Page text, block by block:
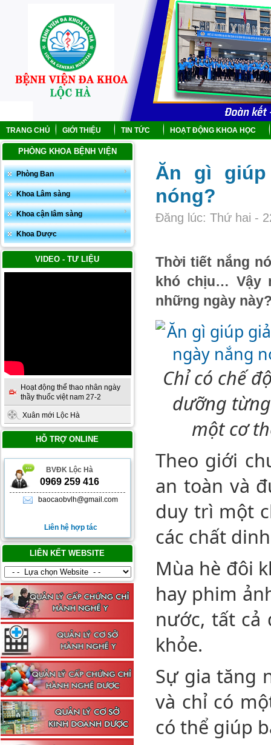
TRANG CHỦ GIỚI THIỆU TIN TỨC HOẠT ĐỘNG KHOA HỌC
PHÒNG KHOA BỆNH VIỆN
Phòng Ban
Khoa Lâm sàng
Khoa cận lâm sàng
Khoa Dược
VIDEO - TƯ LIỆU
Hoạt động thể thao nhân ngày
thầy thuốc việt nam 27-2
Xuân mới Lộc Hà
HỖ TRỢ ONLINE
BVĐK Lộc Hà
0969 259 416
baocaobvlh@gmail.com
Liên hệ hợp tác
LIÊN KẾT WEBSITE
Ăn gì
nóng?
Đăng lúc: Thứ hai -
Thời tiết nắng
khó chịu… Vậy
những ngày
Chỉ có chế
dưỡng
một cơ
Theo giới
an toàn và
duy trì một
các chất
Mùa hè đôi
hay phim
nước, tất cả
khỏe.
Sự gia tăng
và chỉ có
có thể giúp